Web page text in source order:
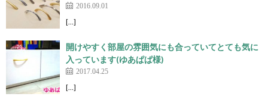
2016.09.01
[…]
開けやすく部屋の雰囲気にも合っていてとても気に
入っています(ゆあぱぱ様)
2017.04.25
[…]